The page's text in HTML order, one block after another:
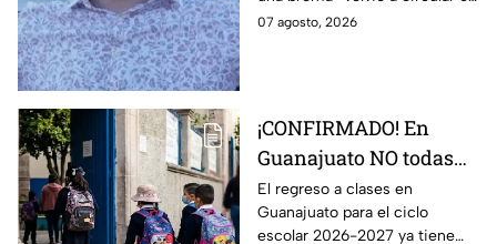
en redes; esto se sabe
redes sociales y generó dudas
07 agosto, 2026
¡CONFIRMADO! En
Guanajuato NO todas
las escuelas regresan a
clases el 31 de agosto;
El regreso a clases en
Guanajuato para el ciclo
escolar 2026-2027 ya tiene